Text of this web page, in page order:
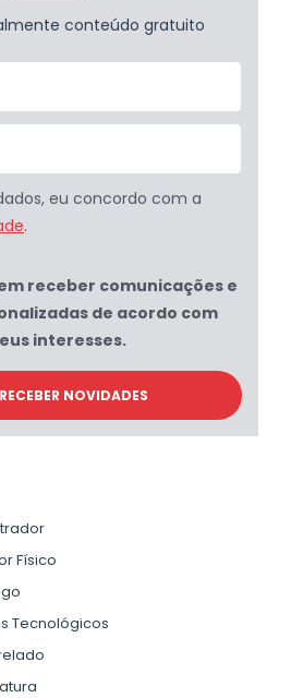
conteúdo gratuito
eu concordo com a
.
receber comunicações e
de acordo com
interesses.
Físico
Tecnológicos